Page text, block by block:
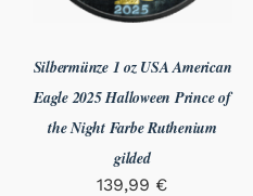
Silbermünze 1 oz USA American
Eagle 2025 Halloween Prince of
the Night Farbe Ruthenium
gilded
139,99 €